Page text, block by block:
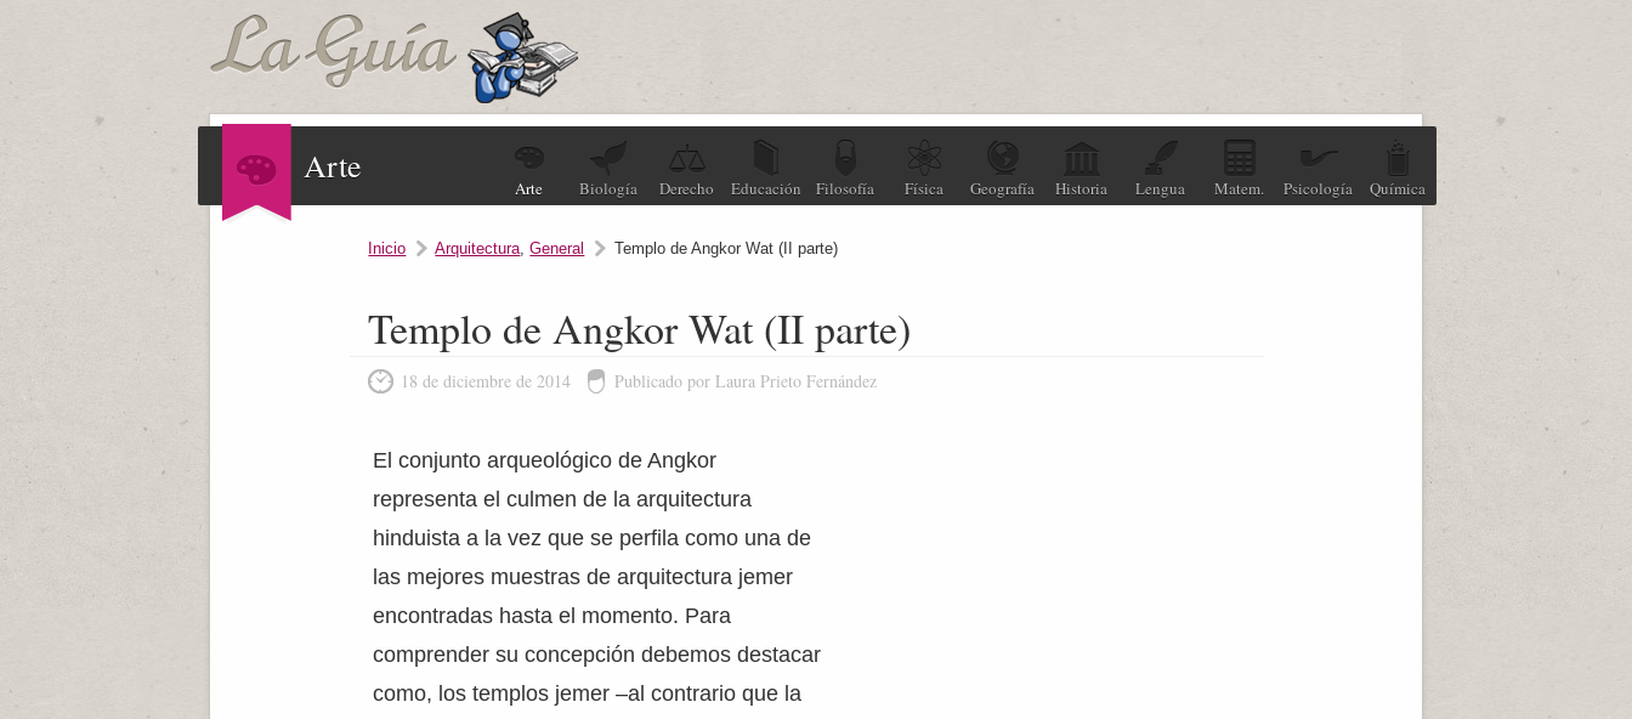
Arte
Arte Biología Derecho Educación Filosofía Física Geografía Historia Lengua Matem. Psicología Química
Inicio Arquitectura,General Templo de Angkor Wat (II parte)
Templo de Angkor Wat (II parte)
18 de diciembre de 2014 Publicado por Laura Prieto Fernández
El conjunto arqueológico de Angkor
representa el culmen de la arquitectura
hinduista a la vez que se perfila como una de
las mejores muestras de arquitectura jemer
encontradas hasta el momento. Para
comprender su concepción debemos destacar
como, los templos jemer –al contrario que la